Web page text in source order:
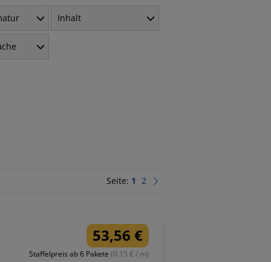
Inhalt
Seite: 1 2
53,56 €
Staffelpreis ab 6 Pakete (0.15 € / m)